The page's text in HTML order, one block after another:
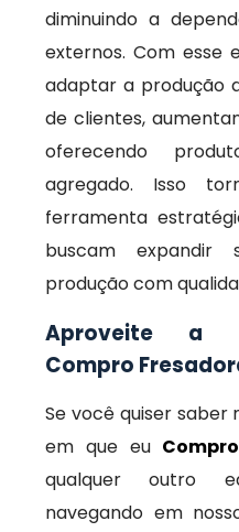
diminuindo a
externos. Com esse
adaptar a produção
de clientes,
oferecendo
agregado. Isso
ferramenta
buscam expandir
produção com
Aproveite a
Compro
Se você quiser saber
em que eu
qualquer outro
navegando em